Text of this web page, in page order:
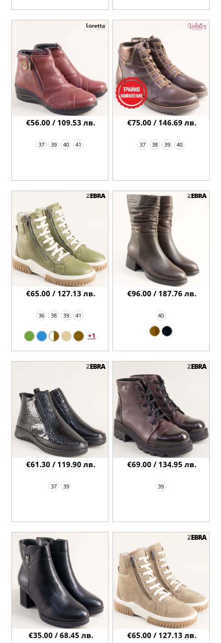
37 39 40 41
€56.00 / 109.53 лв.
37 38 39 40
€75.00 / 146.69 лв.
36 38 39 41
+1
€65.00 / 127.13 лв.
40
€96.00 / 187.76 лв.
37 39
€61.30 / 119.90 лв.
39
€69.00 / 134.95 лв.
€35.00 / 68.45 лв. €65.00 / 127.13 лв.